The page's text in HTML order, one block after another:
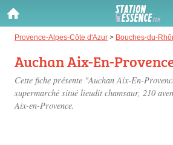
Provence-Alpes-Côte d'Azur > Bouches-du-
Auchan Aix-En-
Cette fiche présente "Auchan Aix-En-
supermarché situé lieudit chamsaur, 210
Aix-en-Provence.
Gazole :
Disponible
SP 98 :
Disponible